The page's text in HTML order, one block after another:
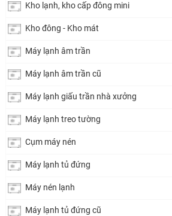
Kho lạnh, kho cấp đông mini
Kho đông - Kho mát
Máy lạnh âm trần
Máy lạnh âm trần cũ
Máy lạnh giấu trần nhà xưởng
Máy lạnh treo tường
Cụm máy nén
Máy lạnh tủ đứng
Máy nén lạnh
Máy lạnh tủ đứng cũ